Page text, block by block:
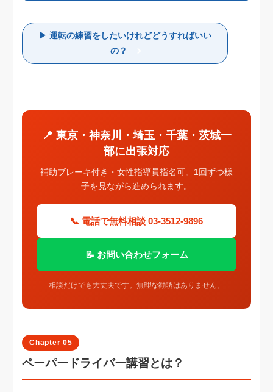
▶ 運転の練習をしたいけれどどうすればいい
の？
📍 東京・神奈川・埼玉・千葉・茨城一
部に出張対応
補助ブレーキ付き・女性指導員指名可。1回ずつ様
子を見ながら進められます。
📞 電話で無料相談 03-3512-9896
📝 お問い合わせフォーム
相談だけでも大丈夫です。無理な勧誘はありません。
Chapter 05
ペーパードライバー講習とは？